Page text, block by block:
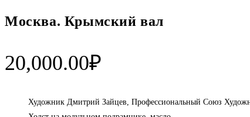
Москва. Крымский вал
20,000.00₽
Художник Дмитрий Зайцев, Профессиональный Союз